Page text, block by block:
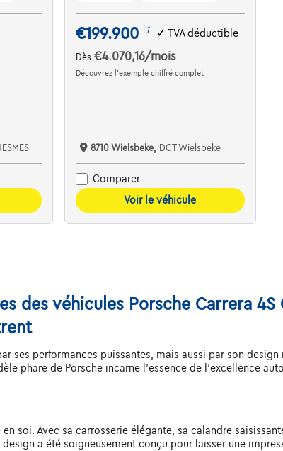
€199.900 1 ✓ TVA déductible
Dès €4.070,16/mois
Découvrez l’exemple chiffré complet
8710 Wielsbeke, DCT Wielsbeke
Comparer
Voir le véhicule
des véhicules Porsche Carrera
ses performances puissantes, mais aussi par son design
phare de Porsche incarne l'essence de l'excellence
soi. Avec sa carrosserie élégante, sa calandre
a été soigneusement conçu pour laisser une